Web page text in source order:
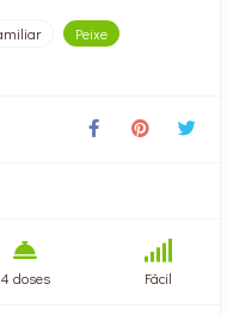
Peixe
4 doses Fácil